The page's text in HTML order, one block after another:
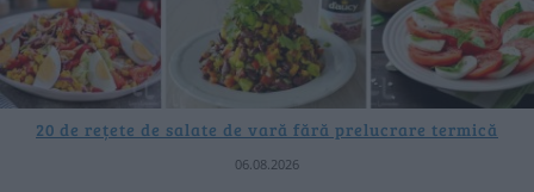
20 de rețete de salate de vară fără prelucrare termică
06.08.2026